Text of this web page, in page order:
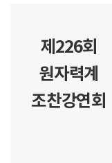
제226회
원자력계
조찬강연회